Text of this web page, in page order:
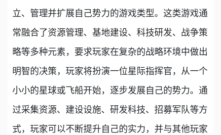
立、管理并扩展自己势力的游戏类型。这类游戏通
常融合了资源管理、基地建设、科技研发、战争策
略等多种元素，要求玩家在复杂的战略环境中做出
明智的决策，玩家将扮演一位星际指挥官，从一个
小小的星球或飞船开始，逐步发展自己的势力。通
过采集资源、建设设施、研发科技、招募军队等方
式，玩家可以不断提升自己的实力，并与其他玩家